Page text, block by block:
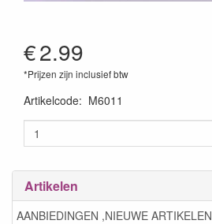
€2.99
*Prijzen zijn inclusief btw
Artikelcode: M6011
Artikelen
AANBIEDINGEN ,NIEUWE ARTIKELEN